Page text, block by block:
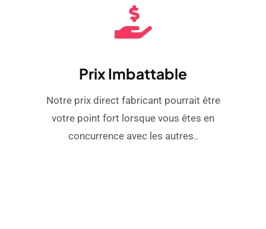
Prix ​​imbattable
Notre prix direct fabricant pourrait être
votre point fort lorsque vous êtes en
concurrence avec les autres..